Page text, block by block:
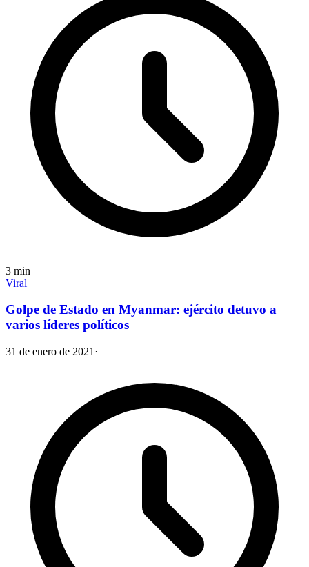
3 min
Viral
Golpe de Estado en Myanmar: ejército detuvo a
varios líderes políticos
31 de enero de 2021 ·